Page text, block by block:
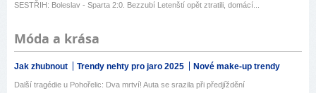
SESTŘIH: Boleslav - Sparta 2:0. Bezzubí Letenští opět ztratili, domácí...
Móda a krása
Jak zhubnout Trendy nehty pro jaro 2025 Nové make-up trendy
Další tragédie u Pohořelic: Dva mrtví! Auta se srazila při předjíždění